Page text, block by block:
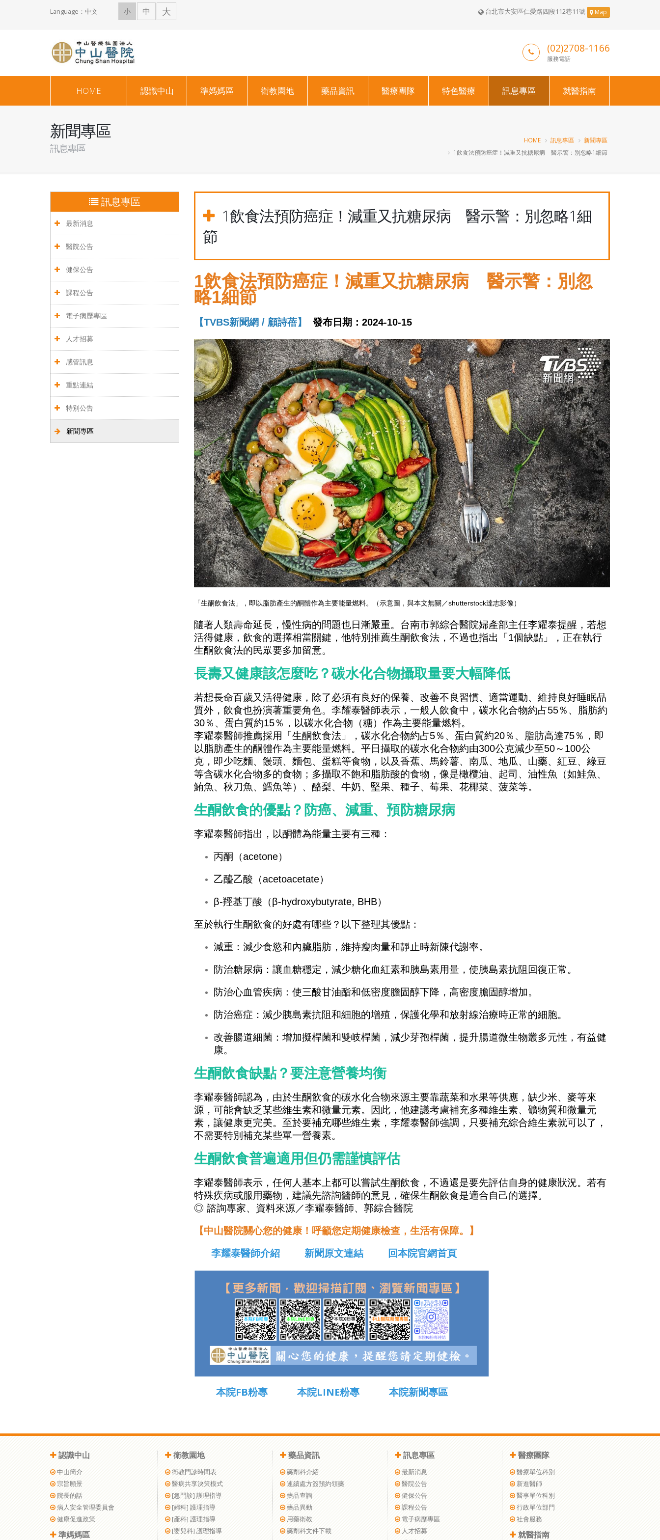
Language：中文 小 中 大 台北市大安區仁愛路四段112巷11號 Map
(02)2708-1166
服務電話
HOME 認識中山 準媽媽區 衛教園地 藥品資訊 醫療團隊 特色醫療 訊息專區 就醫指南
新聞專區
訊息專區
HOME 訊息專區
新聞專區
1飲食法預防癌症！減重又抗糖尿病 醫示警：別忽略1細節
訊息專區
最新消息
醫院公告
健保公告
課程公告
電子病歷專區
人才招募
感管訊息
重點連結
特別公告
新聞專區
1飲食法預防癌症！減重又抗糖尿病 醫示警：別忽略1細
節
1飲食法預防癌症！減重又抗糖尿病 醫示警：別忽
略1細節
【TVBS新聞網 / 顧詩蓓】 發布日期：2024-10-15
「生酮飲食法」，即以脂肪產生的酮體作為主要能量燃料。（示意圖，與本文無關／shutterstock達志影像）
隨著人類壽命延長，慢性病的問題也日漸嚴重。台南市郭綜合醫院婦產部主任李耀泰提醒，若想
活得健康，飲食的選擇相當關鍵，他特別推薦生酮飲食法，不過也指出「1個缺點」，正在執行
生酮飲食法的民眾要多加留意。
長壽又健康該怎麼吃？碳水化合物攝取量要大幅降低
若想長命百歲又活得健康，除了必須有良好的保養、改善不良習慣、適當運動、維持良好睡眠品
質外，飲食也扮演著重要角色。李耀泰醫師表示，一般人飲食中，碳水化合物約占55％、脂肪約
30％、蛋白質約15％，以碳水化合物（糖）作為主要能量燃料。
李耀泰醫師推薦採用「生酮飲食法」，碳水化合物約占5％、蛋白質約20％、脂肪高達75％，即
以脂肪產生的酮體作為主要能量燃料。平日攝取的碳水化合物約由300公克減少至50～100公
克，即少吃麵、饅頭、麵包、蛋糕等食物，以及香蕉、馬鈴薯、南瓜、地瓜、山藥、紅豆、綠豆
等含碳水化合物多的食物；多攝取不飽和脂肪酸的食物，像是橄欖油、起司、油性魚（如鮭魚、
鮪魚、秋刀魚、鱈魚等）、酪梨、牛奶、堅果、種子、莓果、花椰菜、菠菜等。
生酮飲食的優點？防癌、減重、預防糖尿病
李耀泰醫師指出，以酮體為能量主要有三種：
丙酮（acetone）
乙醯乙酸（acetoacetate）
β-羥基丁酸（β-hydroxybutyrate, BHB）
至於執行生酮飲食的好處有哪些？以下整理其優點：
減重：減少食慾和內臟脂肪，維持瘦肉量和靜止時新陳代謝率。
防治糖尿病：讓血糖穩定，減少糖化血紅素和胰島素用量，使胰島素抗阻回復正常。
防治心血管疾病：使三酸甘油酯和低密度膽固醇下降，高密度膽固醇增加。
防治癌症：減少胰島素抗阻和細胞的增殖，保護化學和放射線治療時正常的細胞。
改善腸道細菌：增加擬桿菌和雙岐桿菌，減少芽孢桿菌，提升腸道微生物叢多元性，有益健
康。
生酮飲食缺點？要注意營養均衡
李耀泰醫師認為，由於生酮飲食的碳水化合物來源主要靠蔬菜和水果等供應，缺少米、麥等來
源，可能會缺乏某些維生素和微量元素。因此，他建議考慮補充多種維生素、礦物質和微量元
素，讓健康更完美。至於要補充哪些維生素，李耀泰醫師強調，只要補充綜合維生素就可以了，
不需要特別補充某些單一營養素。
生酮飲食普遍適用但仍需謹慎評估
李耀泰醫師表示，任何人基本上都可以嘗試生酮飲食，不過還是要先評估自身的健康狀況。若有
特殊疾病或服用藥物，建議先諮詢醫師的意見，確保生酮飲食是適合自己的選擇。
◎ 諮詢專家、資料來源／李耀泰醫師、郭綜合醫院
【中山醫院關心您的健康！呼籲您定期健康檢查，生活有保障。】
李耀泰醫師介紹
新聞原文連結 回本院官網首頁
本院FB粉專 本院LINE粉專 本院新聞專區
認識中山
中山簡介
宗旨願景
院長的話
病人安全管理委員會
健康促進政策
準媽媽區
衛教園地
衛教門診時間表
醫病共享決策模式
[急門診] 護理指導
[婦科] 護理指導
[產科] 護理指導
[嬰兒科] 護理指導
藥品資訊
藥劑科介紹
連續處方簽預約領藥
藥品查詢
藥品異動
用藥衛教
藥劑科文件下載
訊息專區
最新消息
醫院公告
健保公告
課程公告
電子病歷專區
人才招募
醫療團隊
醫療單位科別
新進醫師
醫事單位科別
行政單位部門
社會服務
就醫指南